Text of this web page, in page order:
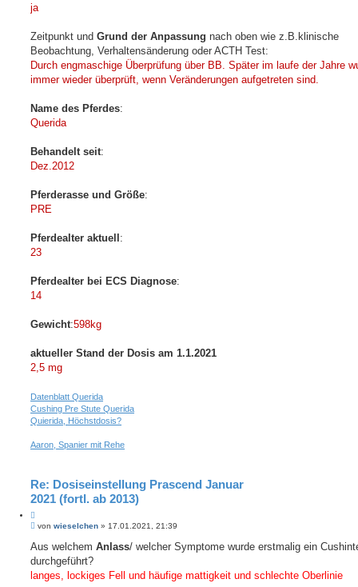
ja
Zeitpunkt und Grund der Anpassung nach oben wie z.B.klinische
Beobachtung, Verhaltensänderung oder ACTH Test:
Durch engmaschige Überprüfung über BB. Später im laufe der Jahre
immer wieder überprüft, wenn Veränderungen aufgetreten sind.
Name des Pferdes:
Querida
Behandelt seit:
Dez.2012
Pferderasse und Größe:
PRE
Pferdealter aktuell:
23
Pferdealter bei ECS Diagnose:
14
Gewicht:598kg
aktueller Stand der Dosis am 1.1.2021
2,5 mg
Datenblatt Querida
Cushing Pre Stute Querida
Quierida, Höchstdosis?
Aaron, Spanier mit Rehe
Re: Dosiseinstellung Prascend Januar
2021 (fortl. ab 2013)
i
e
e
B
i
r
a
von wieselchen » 17.01.2021, 21:39
Aus welchem Anlass/ welcher Symptome wurde erstmalig ein
durchgeführt?
langes, lockiges Fell und häufige mattigkeit und schlechte Oberlinie